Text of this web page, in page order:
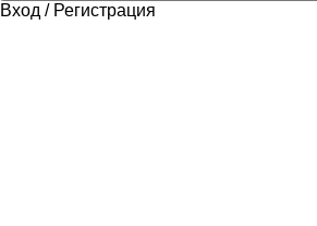
Вход / Регистрация